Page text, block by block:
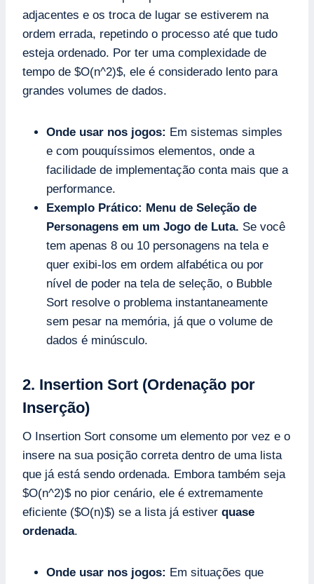
adjacentes e os troca de lugar se estiverem na
ordem errada, repetindo o processo até que tudo
esteja ordenado. Por ter uma complexidade de
tempo de $O(n^2)$, ele é considerado lento para
grandes volumes de dados.
Onde usar nos jogos: Em sistemas simples
e com pouquíssimos elementos, onde a
facilidade de implementação conta mais que a
performance.
Exemplo Prático: Menu de Seleção de
Personagens em um Jogo de Luta. Se você
tem apenas 8 ou 10 personagens na tela e
quer exibi-los em ordem alfabética ou por
nível de poder na tela de seleção, o Bubble
Sort resolve o problema instantaneamente
sem pesar na memória, já que o volume de
dados é minúsculo.
2. Insertion Sort (Ordenação por
Inserção)
O Insertion Sort consome um elemento por vez e o
insere na sua posição correta dentro de uma lista
que já está sendo ordenada. Embora também seja
$O(n^2)$ no pior cenário, ele é extremamente
eficiente ($O(n)$) se a lista já estiver quase
ordenada.
Onde usar nos jogos: Em situações que